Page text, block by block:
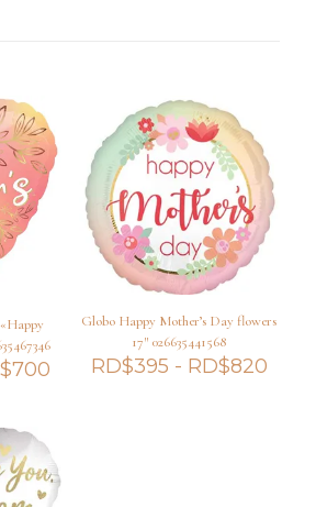
700Rango
RD$275
hasta
RD$700
Globo Happy Mother’s Day flowers
17″ 026635441568
RD$395 - RD$820